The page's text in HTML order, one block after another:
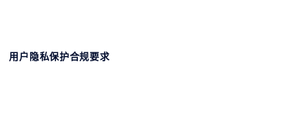
用户隐私保护合规要求